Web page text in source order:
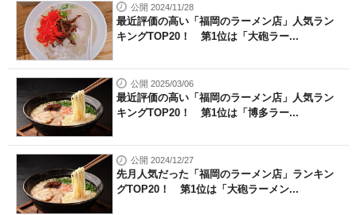
公開 2024/11/28
最近評価の高い「福岡のラーメン店」人気ラン
キングTOP20！ 第1位は「大砲ラー...
公開 2025/03/06
最近評価の高い「福岡のラーメン店」人気ラン
キングTOP20！ 第1位は「博多ラー...
公開 2024/12/27
先月人気だった「福岡のラーメン店」ランキン
グTOP20！ 第1位は「大砲ラーメン...